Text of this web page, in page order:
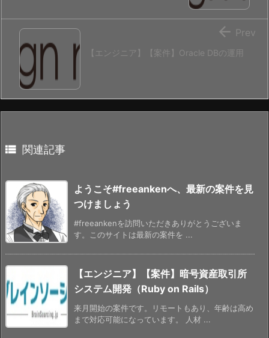
【エンジニア】【案件】Oracle DBの運用
 Prev
 関連記事
ようこそ#freeankenへ、最新の案件を見
つけましょう
#freeankenを訪問いただきありがとうございま
す。このサイトは最新の案件を ...
【エンジニア】【案件】暗号資産取引所
システム開発（Ruby on Rails）
来月開始の案件です。リモートもあり、年齢は高め
まで対応可能になっています。 人材 ...